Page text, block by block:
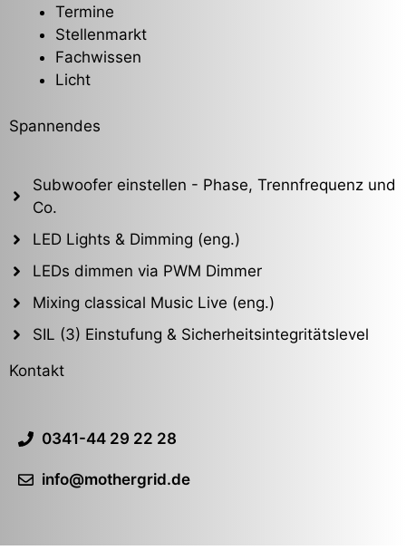
Termine
Stellenmarkt
Fachwissen
Licht
Spannendes
Subwoofer einstellen - Phase, Trennfrequenz und
Co.
LED Lights & Dimming (eng.)
LEDs dimmen via PWM Dimmer
Mixing classical Music Live (eng.)
SIL (3) Einstufung & Sicherheitsintegritätslevel
Kontakt
0341-44 29 22 28
info@mothergrid.de